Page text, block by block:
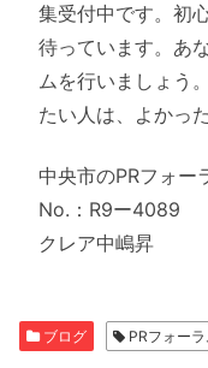
集受付中です。初
待っています。あ
ムを行いましょう
たい人は、よかっ
中央市のPRフォー
No.：R9ー4089
クレア中嶋昇
ブログ PRフォーラ